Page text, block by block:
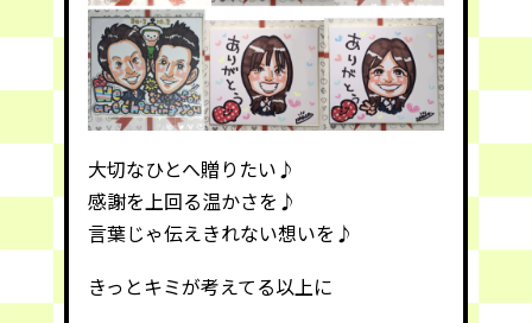
大切なひとへ贈りたい♪
感謝を 上回る温かさを♪
言葉じゃ伝えきれない想いを♪
きっとキミが考えてる以上に